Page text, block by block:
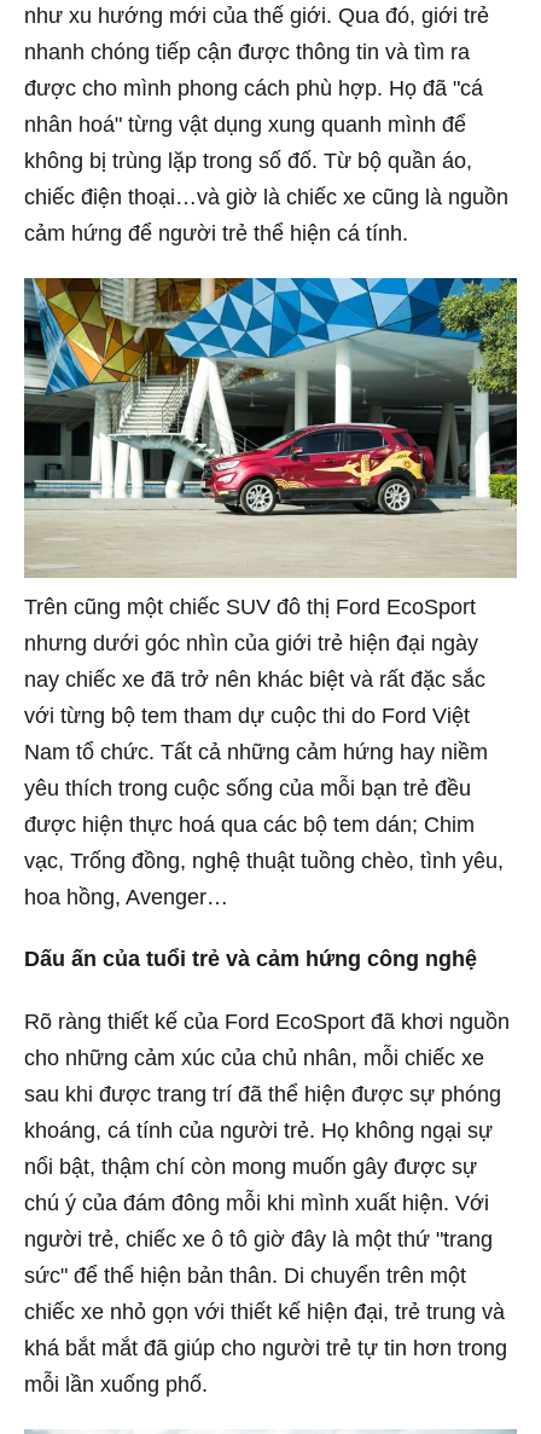
như xu hướng mới của thế giới. Qua đó, giới trẻ
nhanh chóng tiếp cận được thông tin và tìm ra
được cho mình phong cách phù hợp. Họ đã "cá
nhân hoá" từng vật dụng xung quanh mình để
không bị trùng lặp trong số đố. Từ bộ quần áo,
chiếc điện thoại…và giờ là chiếc xe cũng là nguồn
cảm hứng để người trẻ thể hiện cá tính.
Trên cũng một chiếc SUV đô thị Ford EcoSport
nhưng dưới góc nhìn của giới trẻ hiện đại ngày
nay chiếc xe đã trở nên khác biệt và rất đặc sắc
với từng bộ tem tham dự cuộc thi do Ford Việt
Nam tổ chức. Tất cả những cảm hứng hay niềm
yêu thích trong cuộc sống của mỗi bạn trẻ đều
được hiện thực hoá qua các bộ tem dán; Chim
vạc, Trống đồng, nghệ thuật tuồng chèo, tình yêu,
hoa hồng, Avenger…
Dấu ấn của tuổi trẻ và cảm hứng công nghệ
Rõ ràng thiết kế của Ford EcoSport đã khơi nguồn
cho những cảm xúc của chủ nhân, mỗi chiếc xe
sau khi được trang trí đã thể hiện được sự phóng
khoáng, cá tính của người trẻ. Họ không ngại sự
nổi bật, thậm chí còn mong muốn gây được sự
chú ý của đám đông mỗi khi mình xuất hiện. Với
người trẻ, chiếc xe ô tô giờ đây là một thứ "trang
sức" để thể hiện bản thân. Di chuyển trên một
chiếc xe nhỏ gọn với thiết kế hiện đại, trẻ trung và
khá bắt mắt đã giúp cho người trẻ tự tin hơn trong
mỗi lần xuống phố.